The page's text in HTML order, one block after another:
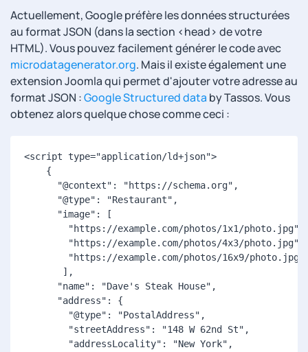
Actuellement, Google préfère les données structurées
au format JSON (dans la section <head> de votre
HTML). Vous pouvez facilement générer le code avec
microdatagenerator.org. Mais il existe également une
extension Joomla qui permet d'ajouter votre adresse au
format JSON :Google Structured data by Tassos. Vous
obtenez alors quelque chose comme ceci :
<script type="application/ld+json">
    {
      "@context": "https://schema.org",
      "@type": "Restaurant",
      "image": [
        "https://example.com/photos/1x1/photo.jpg",
        "https://example.com/photos/4x3/photo.jpg",
        "https://example.com/photos/16x9/photo.jpg"
       ],
      "name": "Dave's Steak House",
      "address": {
        "@type": "PostalAddress",
        "streetAddress": "148 W 62nd St",
        "addressLocality": "New York",